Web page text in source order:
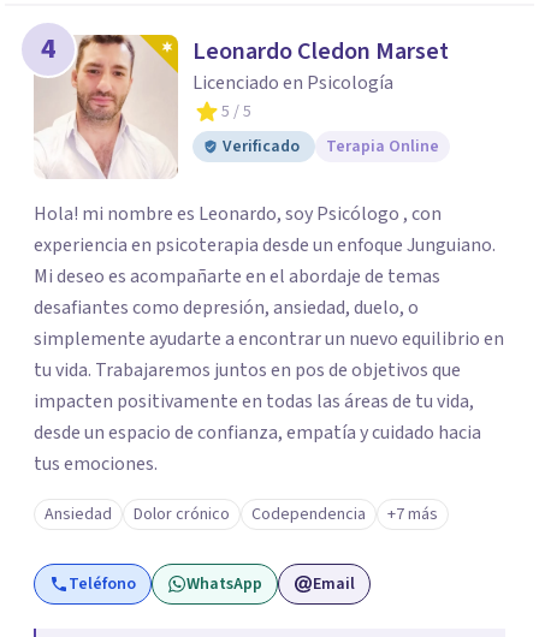
4 Leonardo Cledon Marset
Licenciado en Psicología
5 / 5
Verificado
Terapia Online
Hola! mi nombre es Leonardo, soy Psicólogo , con
experiencia en psicoterapia desde un enfoque Junguiano.
Mi deseo es acompañarte en el abordaje de temas
desafiantes como depresión, ansiedad, duelo, o
simplemente ayudarte a encontrar un nuevo equilibrio en
tu vida. Trabajaremos juntos en pos de objetivos que
impacten positivamente en todas las áreas de tu vida,
desde un espacio de confianza, empatía y cuidado hacia
tus emociones.
Ansiedad Dolor crónico Codependencia +7 más
Teléfono WhatsApp Email